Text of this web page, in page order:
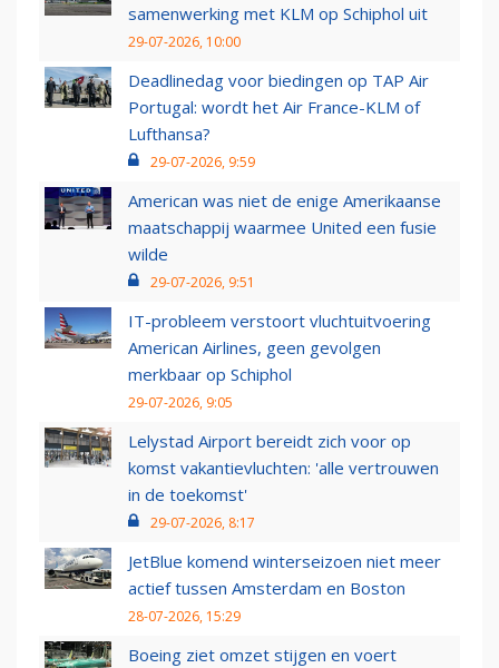
samenwerking met KLM op Schiphol uit
29-07-2026, 10:00
Deadlinedag voor biedingen op TAP Air
Portugal: wordt het Air France-KLM of
Lufthansa?
29-07-2026, 9:59
American was niet de enige Amerikaanse
maatschappij waarmee United een fusie
wilde
29-07-2026, 9:51
IT-probleem verstoort vluchtuitvoering
American Airlines, geen gevolgen
merkbaar op Schiphol
29-07-2026, 9:05
Lelystad Airport bereidt zich voor op
komst vakantievluchten: 'alle vertrouwen
in de toekomst'
29-07-2026, 8:17
JetBlue komend winterseizoen niet meer
actief tussen Amsterdam en Boston
28-07-2026, 15:29
Boeing ziet omzet stijgen en voert